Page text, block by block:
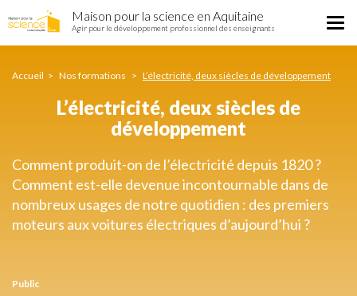
L’électricité,
deux
développement
au
Maison pour la science en Aquitaine
Agir pour le développement professionnel des enseignants
Accueil Nos formations L’électricité, deux siècles de développement
L’électricité, deux siècles de
développement
Comment produit-on de l’électricité depuis 1820 ?
Comment est-elle devenue incontournable dans de
nombreux usages de notre quotidien : des premiers
moteurs aux voitures électriques d’aujourd’hui ?
Public